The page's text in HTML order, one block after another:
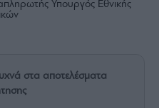
Υπουργός Εθνικής
στα αποτελέσματα